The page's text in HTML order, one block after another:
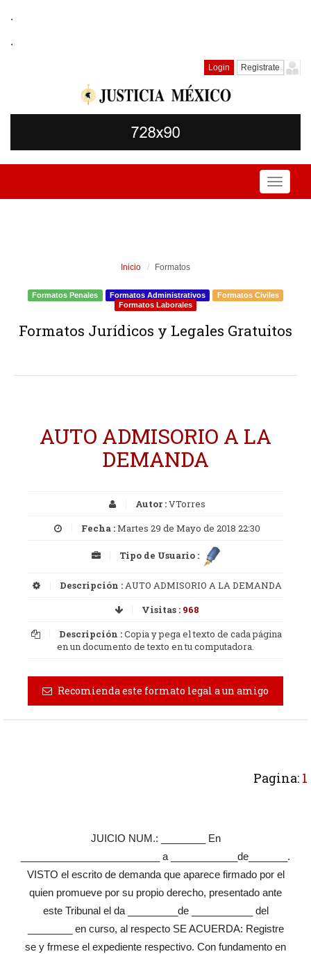
.
.
Login Registrate
Toggle
Inicio Formatos
Formatos Penales Formatos Administrativos
Formatos Civiles
Formatos Laborales
Formatos Jurídicos y Legales Gratuitos
AUTO ADMISORIO A LA
DEMANDA
Autor :VTorres
Fecha :Martes 29 de Mayo de 2018 22:30
Tipo de Usuario :
Descripción :AUTO ADMISORIO A LA DEMANDA
Visitas : 968
Descripción :Copia y pega el texto de cada página
en un documento de texto en tu computadora.
Recomienda este formato legal a un amigo
Pagina: 1
JUICIO NUM.: ________ En
_________________________ a ____________de_______.
VISTO el escrito de demanda que aparece firmado por el
quien promueve por su propio derecho, presentado ante
este Tribunal el da _________de ___________ del
________ en curso, al respecto SE ACUERDA: Registre
se y frmese el expediente respectivo. Con fundamento en